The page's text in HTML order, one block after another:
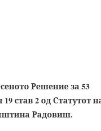
Решение за 53
став 2 од Статутот
Радовиш.